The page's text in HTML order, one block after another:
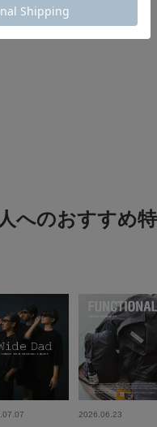
▼お気に入り登録の
お気に入り登録さ
悪い
足のサイ
体型: ふつ
シーン
:
使いやす
手持ちでも良し、肩掛
へのおすすめ
2026.06.23